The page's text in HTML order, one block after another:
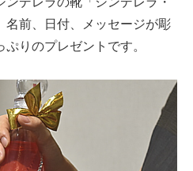
名前、日付、メッセージが彫
りのプレゼントです。